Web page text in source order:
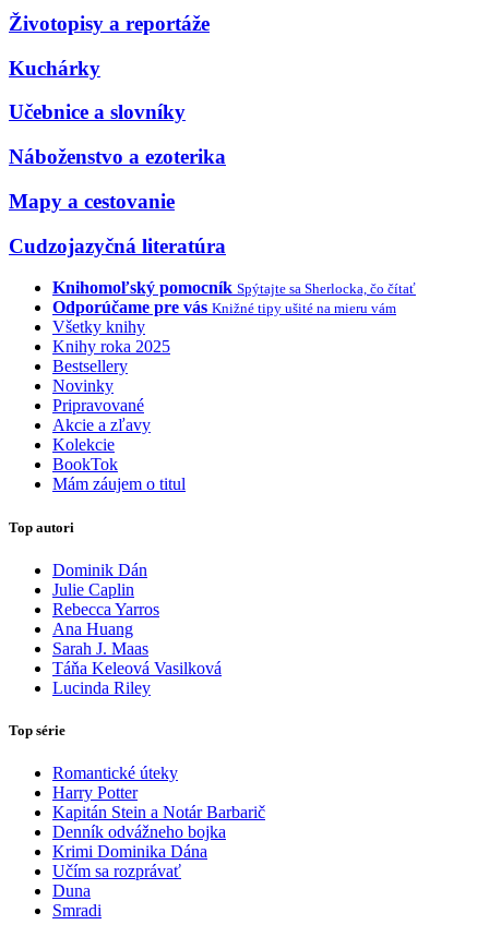
Životopisy a reportáže
Kuchárky
Učebnice a slovníky
Náboženstvo a ezoterika
Mapy a cestovanie
Cudzojazyčná literatúra
Knihomoľský pomocník Spýtajte sa Sherlocka, čo čítať
Odporúčame pre vás Knižné tipy ušité na mieru vám
Všetky knihy
Knihy roka 2025
Bestsellery
Novinky
Pripravované
Akcie a zľavy
Kolekcie
BookTok
Mám záujem o titul
Top autori
Dominik Dán
Julie Caplin
Rebecca Yarros
Ana Huang
Sarah J. Maas
Táňa Keleová Vasilková
Lucinda Riley
Top série
Romantické úteky
Harry Potter
Kapitán Stein a Notár Barbarič
Denník odvážneho bojka
Krimi Dominika Dána
Učím sa rozprávať
Duna
Smradi